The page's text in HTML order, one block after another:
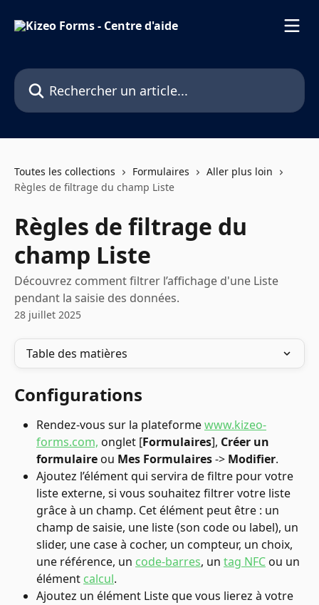
Rechercher un article...
Toutes les collections Formulaires
Aller plus loin
Règles de filtrage du champ Liste
Règles de filtrage du
champ Liste
Découvrez comment filtrer l’affichage d'une Liste
pendant la saisie des données.
28 juillet 2025
Table des matières
Configurations
Rendez-vous sur la plateforme www.kizeo-
forms.com, onglet [Formulaires], Créer un
formulaire ou Mes Formulaires -> Modifier.
Ajoutez l’élément qui servira de filtre pour votre
liste externe, si vous souhaitez filtrer votre liste
grâce à un champ. Cet élément peut être : un
champ de saisie, une liste (son code ou label), un
slider, une case à cocher, un compteur, un choix,
une référence, un code-barres, un tag NFC ou un
élément calcul.
Ajoutez un élément Liste que vous lierez à votre